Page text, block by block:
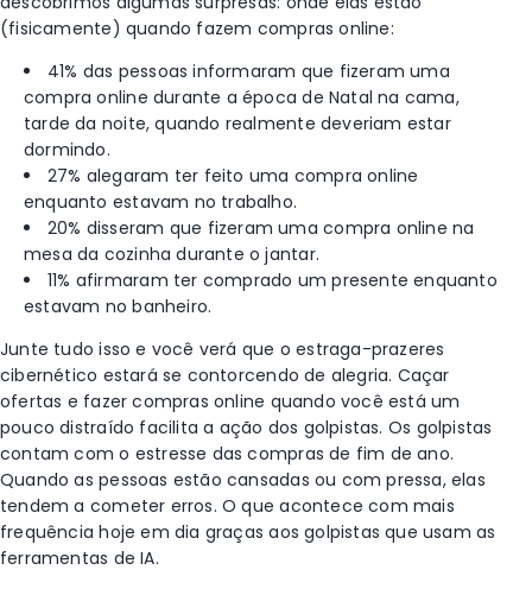
(fisicamente) quando fazem compras online:
41% das pessoas informaram que fizeram uma
compra online durante a época de Natal na cama,
tarde da noite, quando realmente deveriam estar
dormindo.
27% alegaram ter feito uma compra online
enquanto estavam no trabalho.
20% disseram que fizeram uma compra online na
mesa da cozinha durante o jantar.
11% afirmaram ter comprado um presente enquanto
estavam no banheiro.
Junte tudo isso e você verá que o estraga-prazeres
cibernético estará se contorcendo de alegria. Caçar
ofertas e fazer compras online quando você está um
pouco distraído facilita a ação dos golpistas. Os golpistas
contam com o estresse das compras de fim de ano.
Quando as pessoas estão cansadas ou com pressa, elas
tendem a cometer erros. O que acontece com mais
frequência hoje em dia graças aos golpistas que usam as
ferramentas de IA.